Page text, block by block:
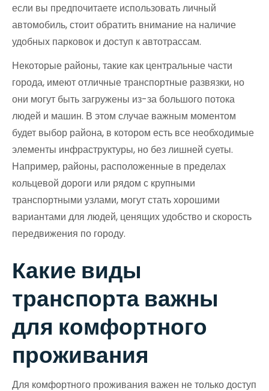
если вы предпочитаете использовать личный
автомобиль, стоит обратить внимание на наличие
удобных парковок и доступ к автотрассам.
Некоторые районы, такие как центральные части
города, имеют отличные транспортные развязки, но
они могут быть загружены из-за большого потока
людей и машин. В этом случае важным моментом
будет выбор района, в котором есть все необходимые
элементы инфраструктуры, но без лишней суеты.
Например, районы, расположенные в пределах
кольцевой дороги или рядом с крупными
транспортными узлами, могут стать хорошими
вариантами для людей, ценящих удобство и скорость
передвижения по городу.
Какие виды
транспорта важны
для комфортного
проживания
Для комфортного проживания важен не только доступ